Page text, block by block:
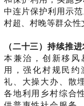
中连片保护利用示范
村超、村晚等群众性
（二十三）持续推
本兼治，创新移
用，强化村规民
礼、大操大办、散
各地利用乡村综合